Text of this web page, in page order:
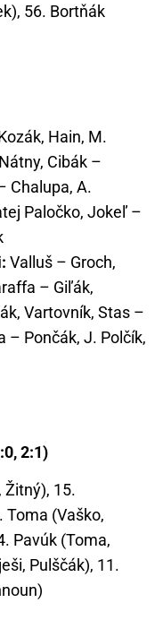
56. Bortňák
Hain, M.
Cibák –
Chalupa, A.
Paločko, Jokeľ –
Valluš – Groch,
– Giľák,
Vartovník, Stas –
– Pončák, J. Polčík,
2:1)
Žitný), 15.
Toma (Vaško,
Pavúk (Toma,
Pulščák), 11.